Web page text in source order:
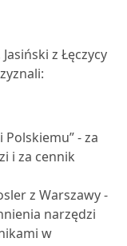
z Łęczycy
- za
i za cennik
z Warszawy -
narzędzi
w